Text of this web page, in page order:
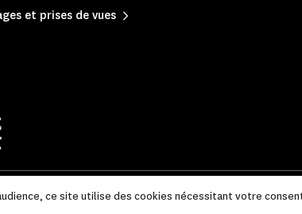
et prises de vues
légales et administratives | Accessibilité |
ce site utilise des cookies nécessitant votre